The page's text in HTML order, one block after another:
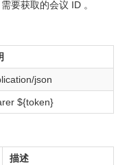
要获取的会议 ID 。
json
${token}
描述